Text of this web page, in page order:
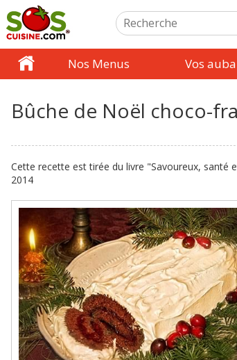
Nos Menus Vos
Bûche de Noël choco-
Cette recette est tirée du livre "Savoureux, santé
2014